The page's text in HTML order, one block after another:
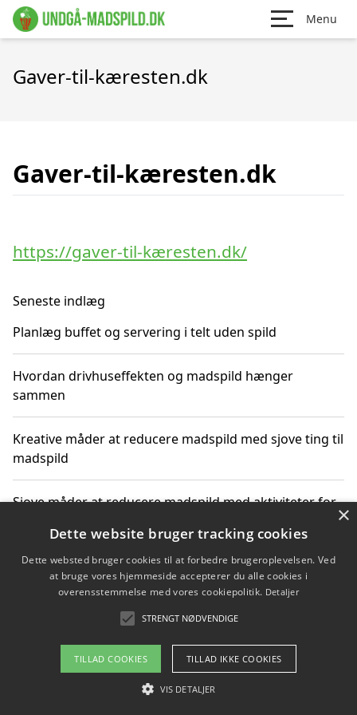
Menu
Gaver-til-kæresten.dk
Gaver-til-kæresten.dk
https://gaver-til-kæresten.dk/
Seneste indlæg
Planlæg buffet og servering i telt uden spild
Hvordan drivhuseffekten og madspild hænger
sammen
Kreative måder at reducere madspild med sjove ting til
madspild
Sjove måder at reducere madspild med aktiviteter for
Hvor finder jeg nemme måltidskasser i Vejle
Om / kontakt
Blog Betingelser
×
Dette website bruger tracking cookies
Dette websted bruger cookies til at forbedre brugeroplevelsen. Ved
at bruge vores hjemmeside accepterer du alle cookies i
overensstemmelse med vores cookiepolitik. Detaljer
STRENGT NØDVENDIGE
TILLAD COOKIES TILLAD IKKE COOKIES
VIS DETALJER